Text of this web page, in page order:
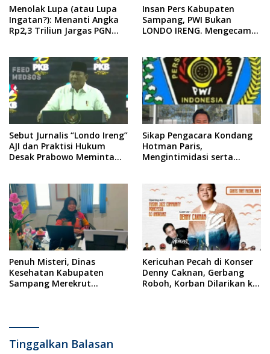
Menolak Lupa (atau Lupa
Ingatan?): Menanti Angka
Rp2,3 Triliun Jargas PGN
Insan Pers Kabupaten
Sampang, PWI Bukan
LONDO IRENG. Mengecam
Republik Indonesia
Sebut Jurnalis “Londo Ireng”
AJI dan Praktisi Hukum
Desak Prabowo Meminta
Sikap Pengacara Kondang
Hotman Paris,
Mengintimidasi serta
Sampang Angkat Bicara
Penuh Misteri, Dinas
Kesehatan Kabupaten
Sampang Merekrut
Kericuhan Pecah di Konser
Denny Caknan, Gerbang
Roboh, Korban Dilarikan ke
Tinggalkan Balasan